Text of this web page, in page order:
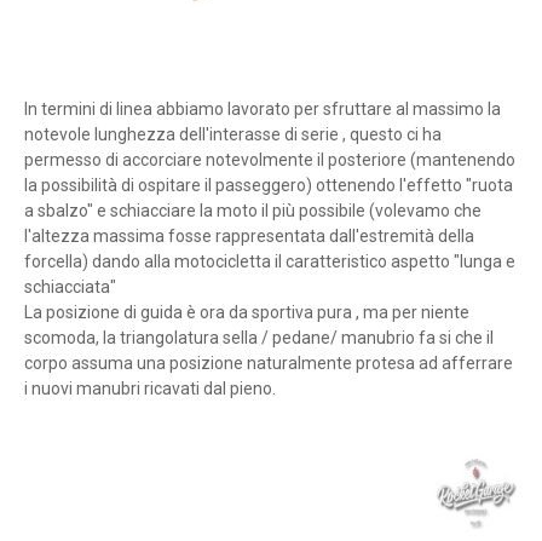
In termini di linea abbiamo lavorato per sfruttare al massimo la
notevole lunghezza dell'interasse di serie , questo ci ha
permesso di accorciare notevolmente il posteriore (mantenendo
la possibilità di ospitare il passeggero) ottenendo l'effetto "ruota
a sbalzo" e schiacciare la moto il più possibile (volevamo che
l'altezza massima fosse rappresentata dall'estremità della
forcella) dando alla motocicletta il caratteristico aspetto "lunga e
schiacciata"
La posizione di guida è ora da sportiva pura , ma per niente
scomoda, la triangolatura sella / pedane/ manubrio fa si che il
corpo assuma una posizione naturalmente protesa ad afferrare
i nuovi manubri ricavati dal pieno.